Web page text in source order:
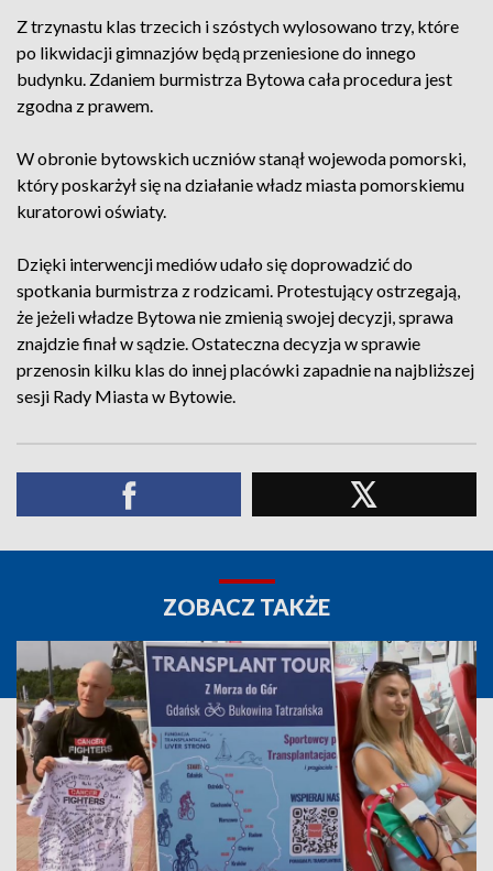
Z trzynastu klas trzecich i szóstych wylosowano trzy, które
po likwidacji gimnazjów będą przeniesione do innego
budynku. Zdaniem burmistrza Bytowa cała procedura jest
zgodna z prawem.
W obronie bytowskich uczniów stanął wojewoda pomorski,
który poskarżył się na działanie władz miasta pomorskiemu
kuratorowi oświaty.
Dzięki interwencji mediów udało się doprowadzić do
spotkania burmistrza z rodzicami. Protestujący ostrzegają,
że jeżeli władze Bytowa nie zmienią swojej decyzji, sprawa
znajdzie finał w sądzie. Ostateczna decyzja w sprawie
przenosin kilku klas do innej placówki zapadnie na najbliższej
sesji Rady Miasta w Bytowie.
ZOBACZ TAKŻE